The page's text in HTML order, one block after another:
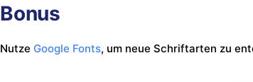
Bonus
Nutze Google Fonts, um neue Schriftarten zu